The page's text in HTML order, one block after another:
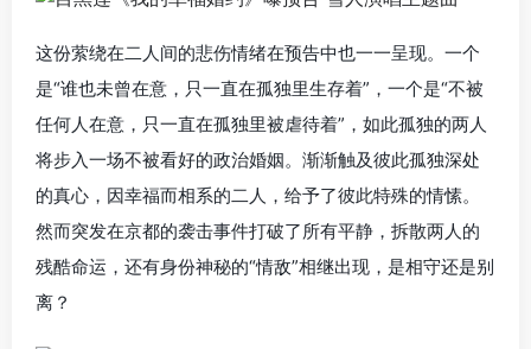
这份萦绕在二人间的悲伤情绪在预告中也一一呈现。一个
是“谁也未曾在意，只一直在孤独里生存着”，一个是“不被
任何人在意，只一直在孤独里被虐待着”，如此孤独的两人
将步入一场不被看好的政治婚姻。渐渐触及彼此孤独深处
的真心，因幸福而相系的二人，给予了彼此特殊的情愫。
然而突发在京都的袭击事件打破了所有平静，拆散两人的
残酷命运，还有身份神秘的“情敌”相继出现，是相守还是别
离？